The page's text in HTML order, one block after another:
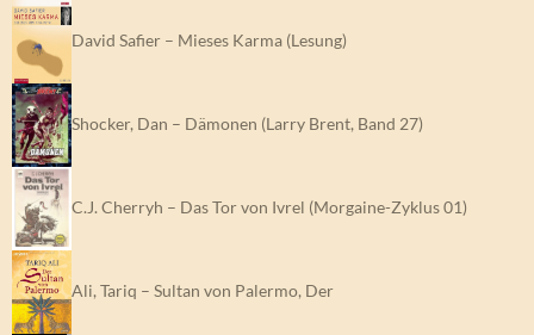
David Safier – Mieses Karma (Lesung)
Shocker, Dan – Dämonen (Larry Brent, Band 27)
C.J. Cherryh – Das Tor von Ivrel (Morgaine-Zyklus 01)
Ali, Tariq – Sultan von Palermo, Der